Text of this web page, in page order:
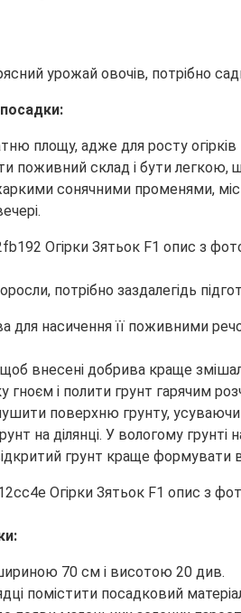
урожай овочів, потрібно
площу, адже для росту
поживний склад і бути легкою,
сонячними променями,
потрібно заздалегідь
насичення її поживними
внесені добрива краще
гноєм і полити грунт гарячим
поверхню грунту,
на ділянці. У вологому грунті
грунт краще формувати
70 см і висотою 20 див.
помістити посадковий